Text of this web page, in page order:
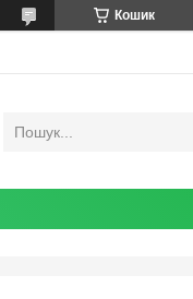
Кошик